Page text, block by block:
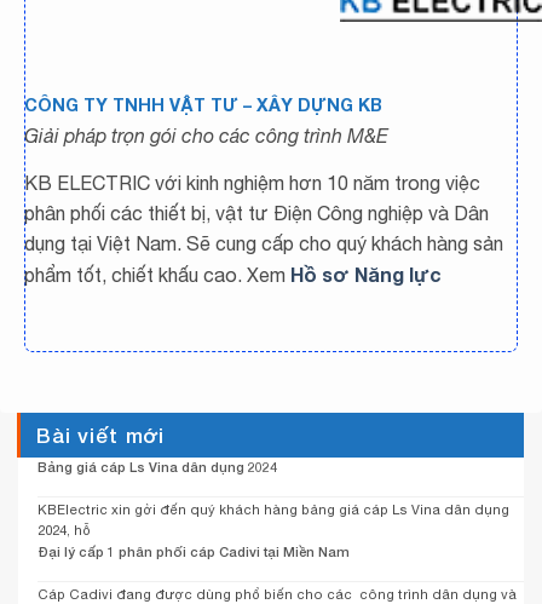
CÔNG TY TNHH VẬT TƯ – XÂY DỰNG KB
Giải pháp trọn gói cho các công trình M&E
KB ELECTRIC với kinh nghiệm hơn 10 năm trong việc
phân phối các thiết bị, vật tư Điện Công nghiệp và Dân
dụng tại Việt Nam. Sẽ cung cấp cho quý khách hàng sản
phẩm tốt, chiết khấu cao. Xem Hồ sơ Năng lực
Bài viết mới
Bảng giá cáp Ls Vina dân dụng 2024
KBElectric xin gởi đến quý khách hàng bảng giá cáp Ls Vina dân dụng
2024, hỗ
Đại lý cấp 1 phân phối cáp Cadivi tại Miền Nam
Cáp Cadivi đang được dùng phổ biến cho các công trình dân dụng và